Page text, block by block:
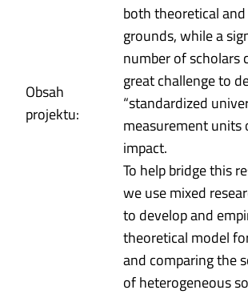
Obsah
projektu:
both theoretical
grounds, while a
number of scholars
great challenge to
“standardized
measurement units
impact.
To help bridge this
we use mixed
to develop and
theoretical model
and comparing the
of heterogeneous